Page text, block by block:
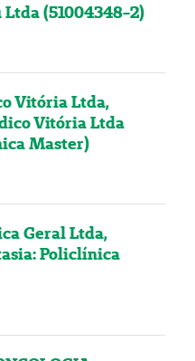
(51004348-2)
Vitória Ltda,
Vitória Ltda
Master)
Geral Ltda,
Policlínica